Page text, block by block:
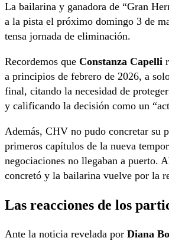
La bailarina y ganadora de “Gran
a la pista el próximo domingo 3 de
tensa jornada de eliminación.
Recordemos que Constanza Capelli
a principios de febrero de 2026, a
final, citando la necesidad de
y calificando la decisión como un
Además, CHV no pudo concretar su
primeros capítulos de la nueva
negociaciones no llegaban a puerto.
concretó y la bailarina vuelve por la
Las reacciones de los
Ante la noticia revelada por Diana